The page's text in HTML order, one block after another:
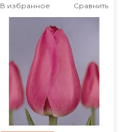
В избранное Сравнить